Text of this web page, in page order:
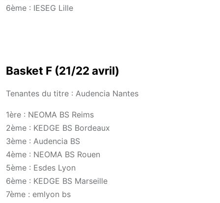
6ème : IESEG Lille
Basket F (21/22 avril)
Tenantes du titre : Audencia Nantes
1ère : NEOMA BS Reims
2ème : KEDGE BS Bordeaux
3ème : Audencia BS
4ème : NEOMA BS Rouen
5ème : Esdes Lyon
6ème : KEDGE BS Marseille
7ème : emlyon bs